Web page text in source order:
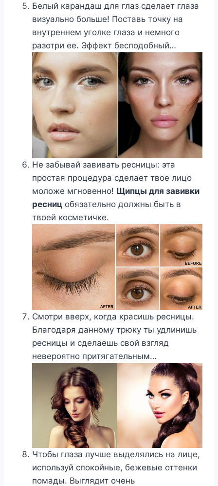
Белый карандаш для глаз сделает глаза
визуально больше! Поставь точку на
внутреннем уголке глаза и немного
разотри ее. Эффект бесподобный…
Не забывай завивать ресницы: эта
простая процедура сделает твое лицо
моложе мгновенно! Щипцы для завивки
ресниц обязательно должны быть в
твоей косметичке.
Смотри вверх, когда красишь ресницы.
Благодаря данному трюку ты удлинишь
ресницы и сделаешь свой взгляд
невероятно притягательным…
Чтобы глаза лучше выделялись на лице,
используй спокойные, бежевые оттенки
помады. Выглядит очень